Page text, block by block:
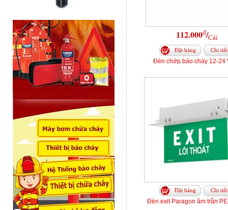
112.000đ/Cái
Đặt hàng Chi tiết
Đèn chớp báo cháy 12-24
Đặt hàng Chi tiết
Đèn exit Paragon âm trần